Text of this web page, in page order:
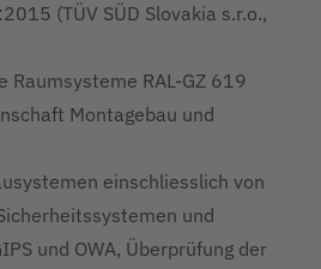
(TÜV SÜD Slovakia s.r.o.,
Raumsysteme RAL-GZ 619
Montagebau und
einschliesslich von
und
und OWA, Überprüfung der